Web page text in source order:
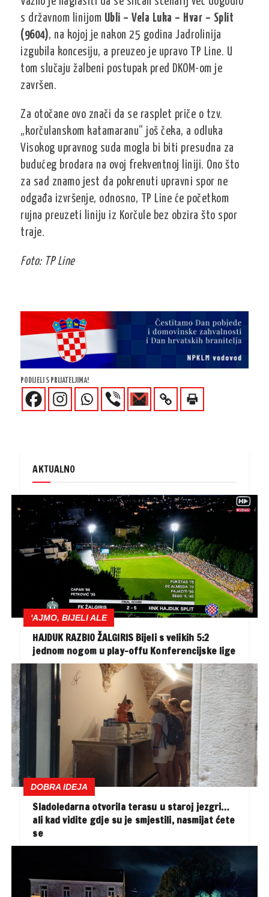
s državnom linijom Ubli – Vela Luka – Hvar – Split
(9604), na kojoj je nakon 25 godina Jadrolinija
izgubila koncesiju, a preuzeo je upravo TP Line. U
tom slučaju žalbeni postupak pred DKOM-om je
završen.
Za otočane ovo znači da se rasplet priče o tzv.
„korčulanskom katamaranu“ još čeka, a odluka
Visokog upravnog suda mogla bi biti presudna za
budućeg brodara na ovoj frekventnoj liniji. Ono što
za sad znamo jest da pokrenuti upravni spor ne
odgađa izvršenje, odnosno, TP Line će početkom
rujna preuzeti liniju iz Korčule bez obzira što spor
traje.
Foto: TP Line
PODIJELI S PRIJATELJIMA!
AKTUALNO
'AJMO, BIJELI ALE
HAJDUK RAZBIO ŽALGIRIS Bijeli s velikih 5:2
jednom nogom u play-offu Konferencijske lige
DOBRA IDEJA
Sladoledarna otvorila terasu u staroj jezgri…
ali kad vidite gdje su je smjestili, nasmijat ćete
se